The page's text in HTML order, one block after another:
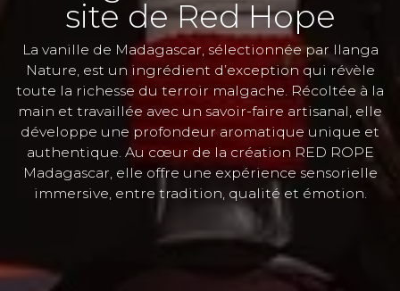
site de Red Hope
La vanille de Madagascar, sélectionnée par Ilanga
Nature, est un ingrédient d’exception qui révèle
toute la richesse du terroir malgache. Récoltée à la
main et travaillée avec un savoir-faire artisanal, elle
développe une profondeur aromatique unique et
authentique. Au cœur de la création RED ROPE
Madagascar, elle offre une expérience sensorielle
immersive, entre tradition, qualité et émotion.